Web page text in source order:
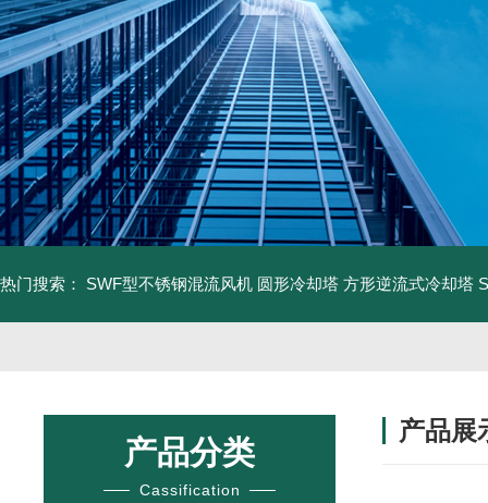
热门搜索： SWF型不锈钢混流风机 圆形冷却塔 方形逆流式冷却塔
产品分类
Cassification
产品展